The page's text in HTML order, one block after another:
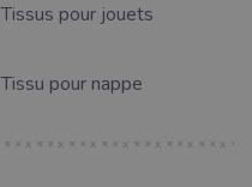
Tissus pour jouets
Tissu pour nappe